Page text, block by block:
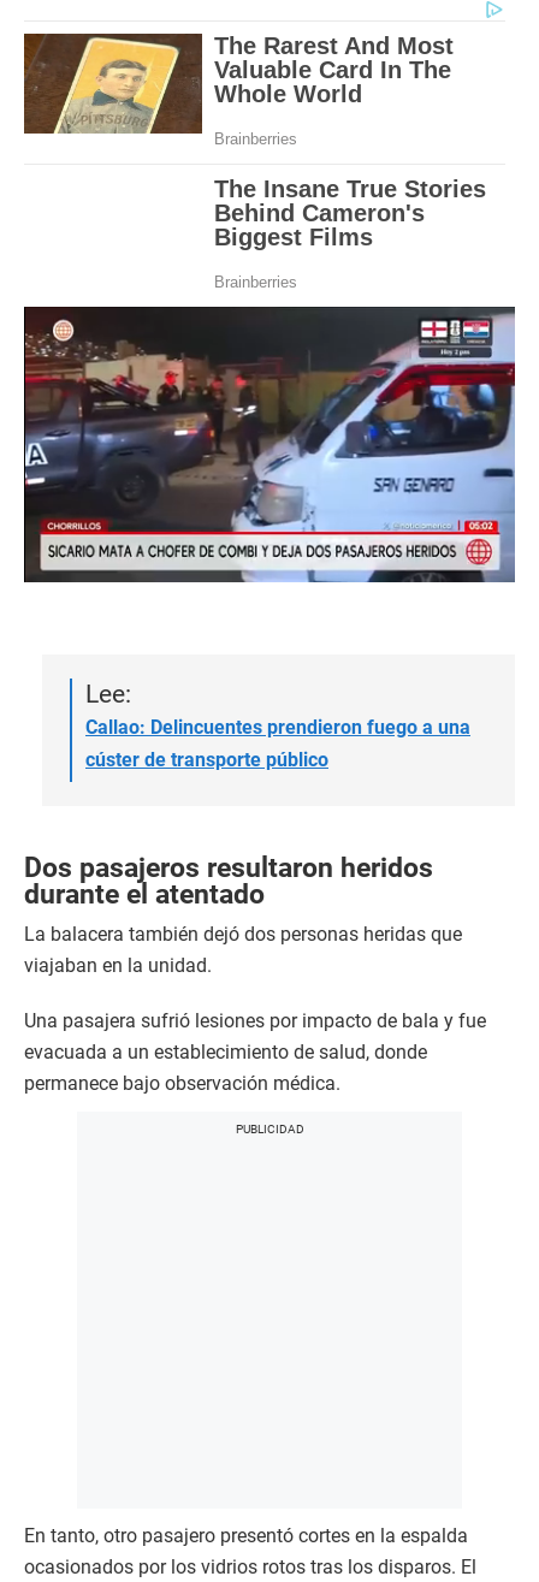
Lee:
Callao: Delincuentes prendieron fuego a una
cúster de transporte público
Dos pasajeros resultaron heridos
durante el atentado
La balacera también dejó dos personas heridas que
viajaban en la unidad.
Una pasajera sufrió lesiones por impacto de bala y fue
evacuada a un establecimiento de salud, donde
permanece bajo observación médica.
En tanto, otro pasajero presentó cortes en la espalda
ocasionados por los vidrios rotos tras los disparos. El